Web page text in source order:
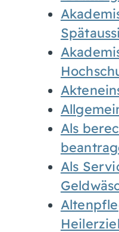
Als
Als